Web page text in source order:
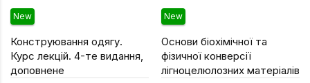
Кібернетика
Мехмат
New
Конструювання одягу.
Курс лекцій. 4-те видання,
доповнене
New
Основи біохімічної та
фізичної конверсії
лігноцелюлозних матеріалів